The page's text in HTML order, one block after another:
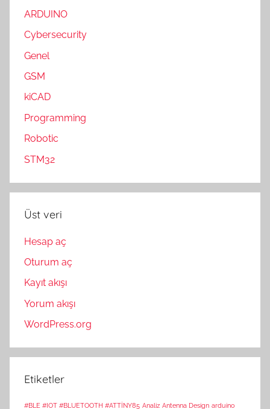
ARDUINO
Cybersecurity
Genel
GSM
kiCAD
Programming
Robotic
STM32
Üst veri
Hesap aç
Oturum aç
Kayıt akışı
Yorum akışı
WordPress.org
Etiketler
#BLE #IOT #BLUETOOTH #ATTİNY85 Analiz Antenna Design arduino